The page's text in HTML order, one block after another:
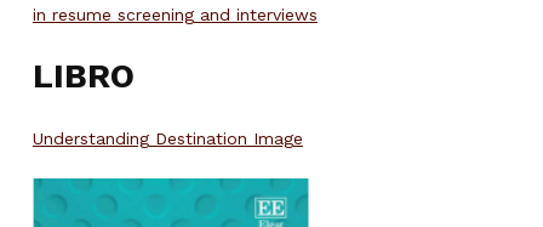
in resume screening and interviews
LIBRO
Understanding Destination Image